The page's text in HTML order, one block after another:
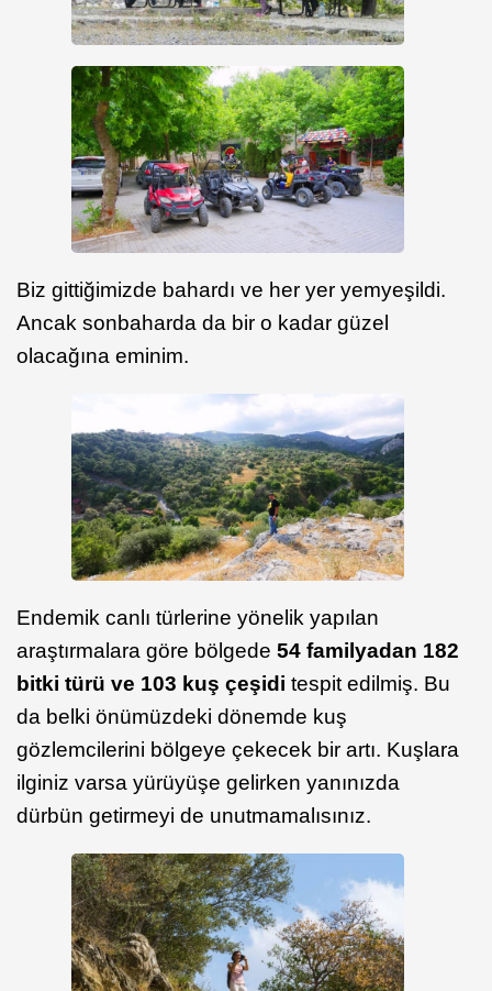
Biz gittiğimizde bahardı ve her yer yemyeşildi.
Ancak sonbaharda da bir o kadar güzel
olacağına eminim.
Endemik canlı türlerine yönelik yapılan
araştırmalara göre bölgede 54 familyadan 182
bitki türü ve 103 kuş çeşidi tespit edilmiş. Bu
da belki önümüzdeki dönemde kuş
gözlemcilerini bölgeye çekecek bir artı. Kuşlara
ilginiz varsa yürüyüşe gelirken yanınızda
dürbün getirmeyi de unutmamalısınız.